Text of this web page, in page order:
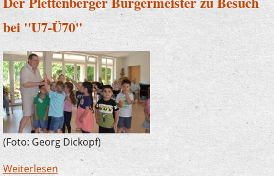
bei "U7-Ü70"
(Foto: Georg Dickopf)
Weiterlesenüber Der Plettenberger Bürgermeister zu